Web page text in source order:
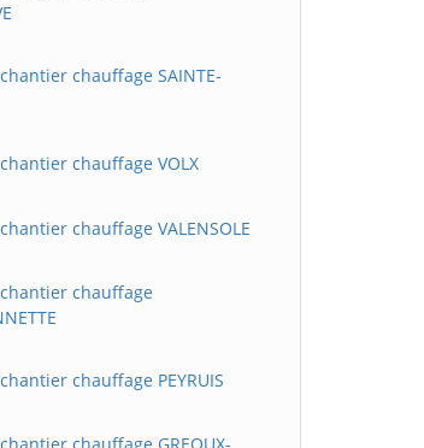
chauffage SAINTE-
chauffage VOLX
chauffage VALENSOLE
chauffage
chauffage PEYRUIS